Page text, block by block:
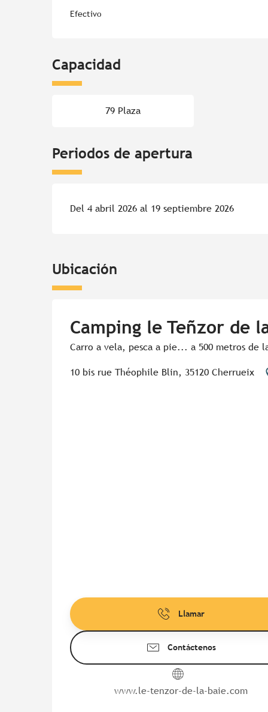
Efectivo
Capacidad
79 Plaza
Periodos de apertura
Del 4 abril 2026 al 19 septiembre 2026
Ubicación
Camping le Teñzor de
Carro a vela, pesca a pie... a 500 metros de
10 bis rue Théophile Blin, 35120 Cherrueix
Llamar
Contáctenos
www.le-tenzor-de-la-baie.com